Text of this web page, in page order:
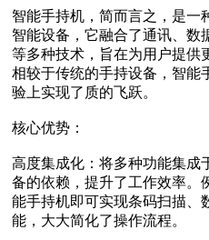
智能手持机，简而言之，是一
智能设备，它融合了通讯、数
等多种技术，旨在为用户提供
相较于传统的手持设备，智能
验上实现了质的飞跃。
核心优势‌：
高度集成化‌：将多种功能集成
备的依赖，提升了工作效率。
能手持机即可实现条码扫描、
能，大大简化了操作流程。